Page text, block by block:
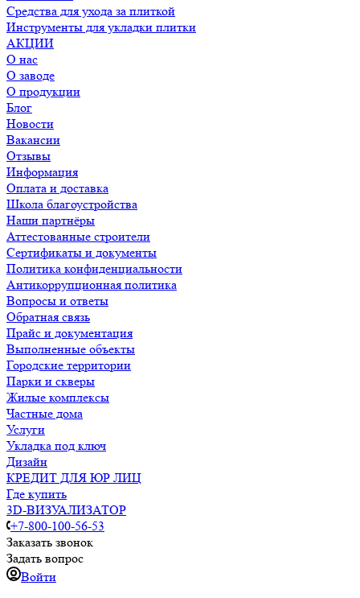
Средства для ухода за плиткой
Инструменты для укладки плитки
АКЦИИ
О нас
О заводе
О продукции
Блог
Новости
Вакансии
Отзывы
Информация
Оплата и доставка
Школа благоустройства
Наши партнёры
Аттестованные строители
Сертификаты и документы
Политика конфиденциальности
Антикоррупционная политика
Вопросы и ответы
Обратная связь
Прайс и документация
Выполненные объекты
Городские территории
Парки и скверы
Жилые комплексы
Частные дома
Услуги
Укладка под ключ
Дизайн
КРЕДИТ ДЛЯ ЮР ЛИЦ
Где купить
3D-ВИЗУАЛИЗАТОР
+7-800-100-56-53
Заказать звонок
Задать вопрос
Войти